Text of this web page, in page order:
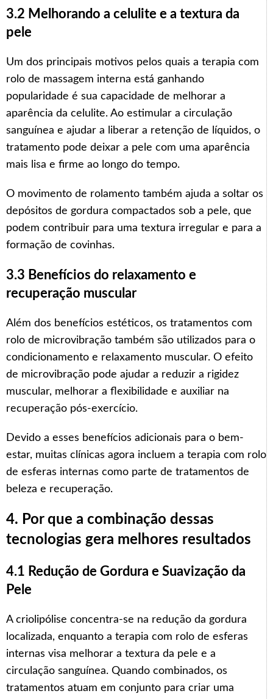
3.2 Melhorando a celulite e a textura da
pele
Um dos principais motivos pelos quais a terapia com
rolo de massagem interna está ganhando
popularidade é sua capacidade de melhorar a
aparência da celulite. Ao estimular a circulação
sanguínea e ajudar a liberar a retenção de líquidos, o
tratamento pode deixar a pele com uma aparência
mais lisa e firme ao longo do tempo.
O movimento de rolamento também ajuda a soltar os
depósitos de gordura compactados sob a pele, que
podem contribuir para uma textura irregular e para a
formação de covinhas.
3.3 Benefícios do relaxamento e
recuperação muscular
Além dos benefícios estéticos, os tratamentos com
rolo de microvibração também são utilizados para o
condicionamento e relaxamento muscular. O efeito
de microvibração pode ajudar a reduzir a rigidez
muscular, melhorar a flexibilidade e auxiliar na
recuperação pós-exercício.
Devido a esses benefícios adicionais para o bem-
estar, muitas clínicas agora incluem a terapia com rolo
de esferas internas como parte de tratamentos de
beleza e recuperação.
4. Por que a combinação dessas
tecnologias gera melhores resultados
4.1 Redução de Gordura e Suavização da
Pele
A criolipólise concentra-se na redução da gordura
localizada, enquanto a terapia com rolo de esferas
internas visa melhorar a textura da pele e a
circulação sanguínea. Quando combinados, os
tratamentos atuam em conjunto para criar uma